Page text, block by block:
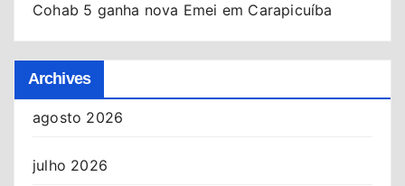
Cohab 5 ganha nova Emei em Carapicuíba
Archives
agosto 2026
julho 2026